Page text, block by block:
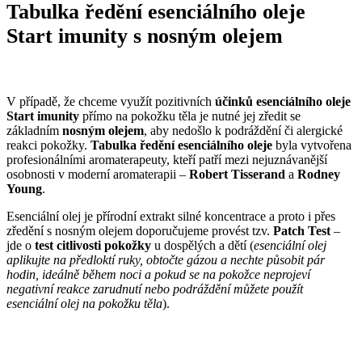
Tabulka ředění esenciálního oleje
Start imunity s nosným olejem
V případě, že chceme využít pozitivních účinků esenciálního oleje
Start imunity přímo na pokožku těla je nutné jej zředit se
základním nosným olejem, aby nedošlo k podráždění či alergické
reakci pokožky. Tabulka ředění esenciálního oleje byla vytvořena
profesionálními aromaterapeuty, kteří patří mezi nejuznávanější
osobnosti v moderní aromaterapii – Robert Tisserand a Rodney
Young.
Esenciální olej je přírodní extrakt silné koncentrace a proto i přes
zředění s nosným olejem doporučujeme provést tzv. Patch Test –
jde o test citlivosti pokožky u dospělých a dětí (esenciální olej
aplikujte na předloktí ruky, obtočte gázou a nechte působit pár
hodin, ideálně během noci a pokud se na pokožce neprojeví
negativní reakce zarudnutí nebo podráždění můžete použít
esenciální olej na pokožku těla).